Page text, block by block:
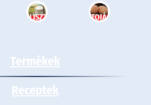
LISZT TOJÁS
Termékek
Receptek